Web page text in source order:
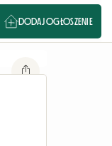
DODAJ OGŁOSZENIE